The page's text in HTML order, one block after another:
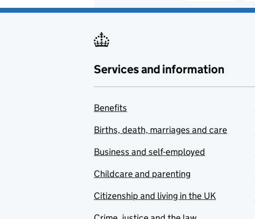
Services and information
Benefits
Births, death, marriages and care
Business and self-employed
Childcare and parenting
Citizenship and living in the UK